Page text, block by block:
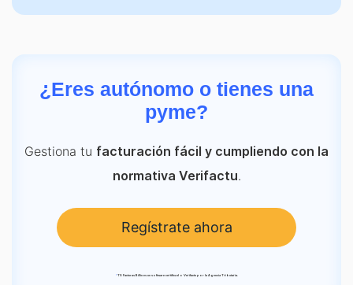
¿Eres autónomo o tienes una
pyme?
Gestiona tu facturación fácil y cumpliendo con la
normativa Verifactu.
Regístrate ahora
*TS Facturas Billin es un software certificado Verifactu por la Agencia Tributaria.